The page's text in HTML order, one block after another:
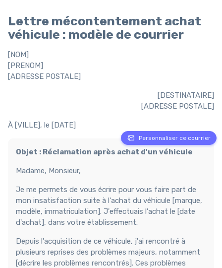
Lettre mécontentement achat
véhicule : modèle de courrier
[NOM]
[PRENOM]
[ADRESSE POSTALE]
[DESTINATAIRE]
[ADRESSE POSTALE]
À [VILLE], le [DATE]
Personnaliser ce courrier
Objet : Réclamation après achat d'un véhicule
Madame, Monsieur,
Je me permets de vous écrire pour vous faire part de
mon insatisfaction suite à l'achat du véhicule [marque,
modèle, immatriculation]. J'effectuais l'achat le [date
d'achat], dans votre établissement.
Depuis l'acquisition de ce véhicule, j'ai rencontré à
plusieurs reprises des problèmes majeurs, notamment
[décrire les problèmes rencontrés]. Ces problèmes